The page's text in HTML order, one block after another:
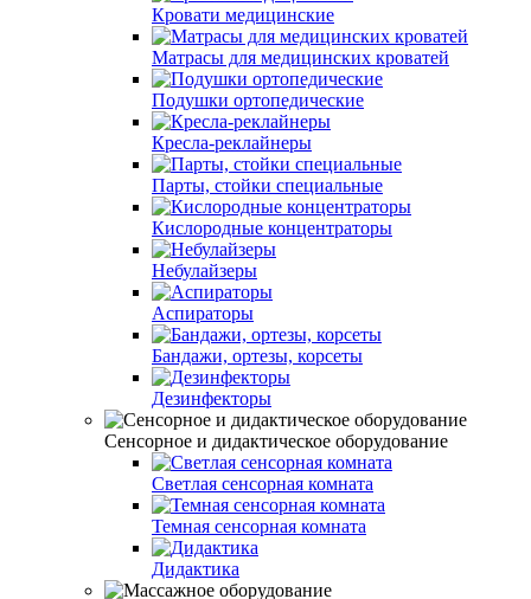
Кровати медицинские
Матрасы для медицинских кроватей
Подушки ортопедические
Кресла-реклайнеры
Парты, стойки специальные
Кислородные концентраторы
Небулайзеры
Аспираторы
Бандажи, ортезы, корсеты
Дезинфекторы
Сенсорное и дидактическое оборудование
Светлая сенсорная комната
Темная сенсорная комната
Дидактика